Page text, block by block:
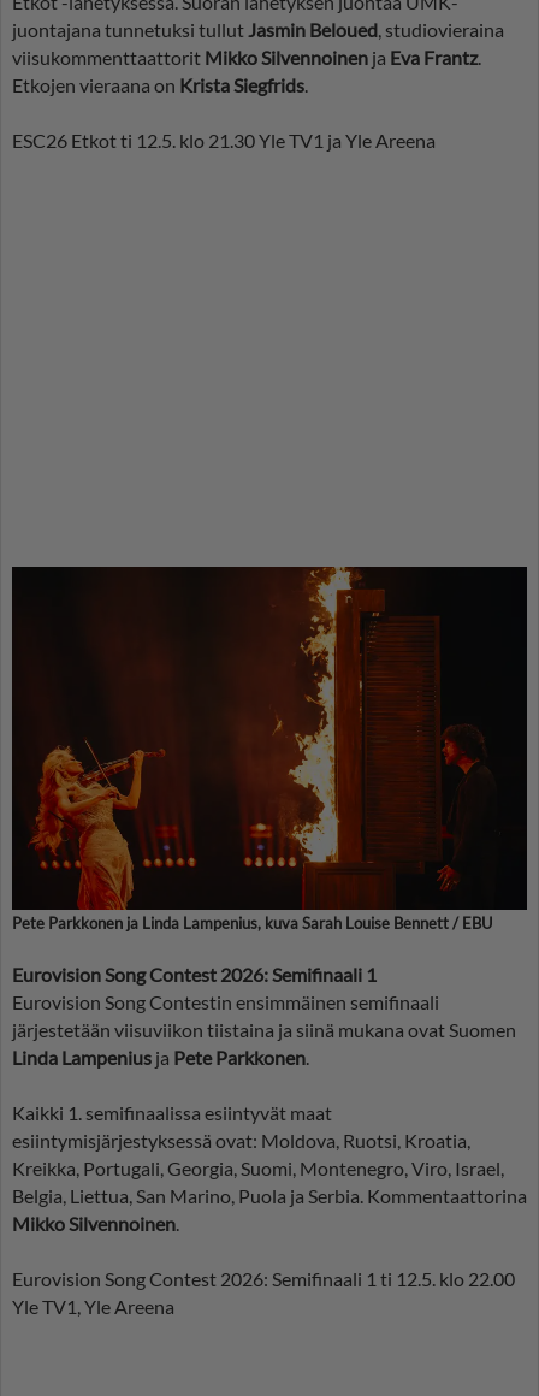
juontajana tunnetuksi tullut Jasmin Beloued , studiovieraina
viisukommenttaattorit Mikko Silvennoinen ja Eva Frantz.
Etkojen vieraana on Krista Siegfrids
ESC26 Etkot ti 12.5. klo 21.30 Yle TV1 ja Yle Areena
Pete Parkkonen ja Linda Lampenius, kuva Sarah Louise Bennett / EBU
Eurovision Song Contest 2026: Semifinaali 1
Eurovision Song Contestin ensimmäinen semifinaali
järjestetään viisuviikon tiistaina ja siinä mukana ovat Suomen
Linda Lampenius ja Pete Parkkonen.
Kaikki 1. semifinaalissa esiintyvät maat
esiintymisjärjestyksessä ovat: Moldova, Ruotsi, Kroatia,
Kreikka, Portugali, Georgia, Suomi, Montenegro, Viro, Israel,
Belgia, Liettua, San Marino, Puola ja Serbia. Kommentaattorina
Mikko Silvennoinen.
Eurovision Song Contest 2026: Semifinaali 1 ti 12.5. klo 22.00
Yle TV1, Yle Areena